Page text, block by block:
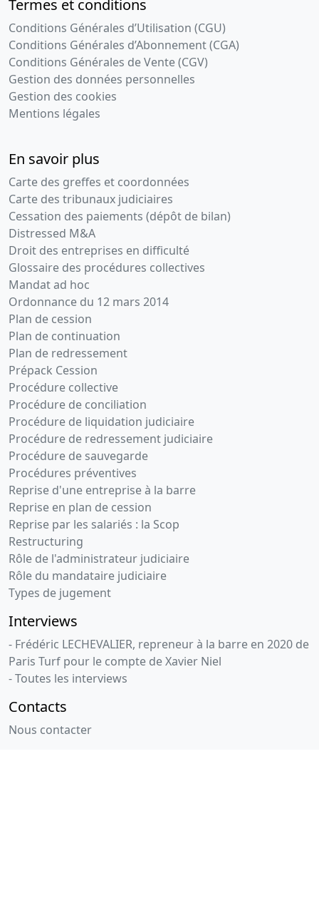
Termes et conditions
Conditions Générales d’Utilisation (CGU)
Conditions Générales d’Abonnement (CGA)
Conditions Générales de Vente (CGV)
Gestion des données personnelles
Gestion des cookies
Mentions légales
En savoir plus
Carte des greffes et coordonnées
Carte des tribunaux judiciaires
Cessation des paiements (dépôt de bilan)
Distressed M&A
Droit des entreprises en difficulté
Glossaire des procédures collectives
Mandat ad hoc
Ordonnance du 12 mars 2014
Plan de cession
Plan de continuation
Plan de redressement
Prépack Cession
Procédure collective
Procédure de conciliation
Procédure de liquidation judiciaire
Procédure de redressement judiciaire
Procédure de sauvegarde
Procédures préventives
Reprise d'une entreprise à la barre
Reprise en plan de cession
Reprise par les salariés : la Scop
Restructuring
Rôle de l'administrateur judiciaire
Rôle du mandataire judiciaire
Types de jugement
Interviews
- Frédéric LECHEVALIER, repreneur à la barre en 2020 de
Paris Turf pour le compte de Xavier Niel
- Toutes les interviews
Contacts
Nous contacter